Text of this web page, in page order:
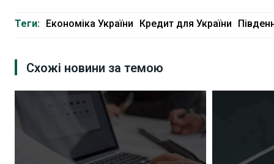
Теги: Економіка України Кредит для України
Схожі новини за темою